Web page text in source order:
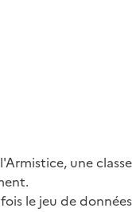
une
le jeu de